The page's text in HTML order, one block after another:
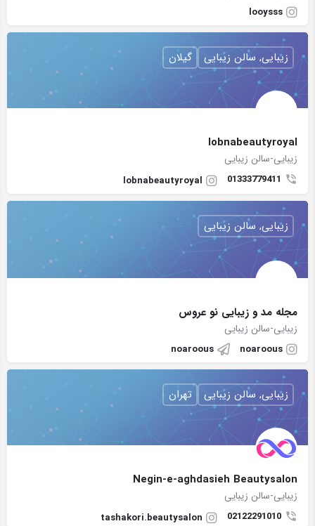
looysss
lobnabeautyroyal
زیبایی-سالن زیبایی
01333779411
lobnabeautyroyal
زیبایی, سالن زیبایی گیلان
مجله مد و زیبایی نو عروس
زیبایی-سالن زیبایی
noaroous
noaroous
زیبایی, سالن زیبایی
Negin-e-aghdasieh Beautysalon
زیبایی-سالن زیبایی
02122291010
tashakori.beautysalon
زیبایی, سالن زیبایی تهران